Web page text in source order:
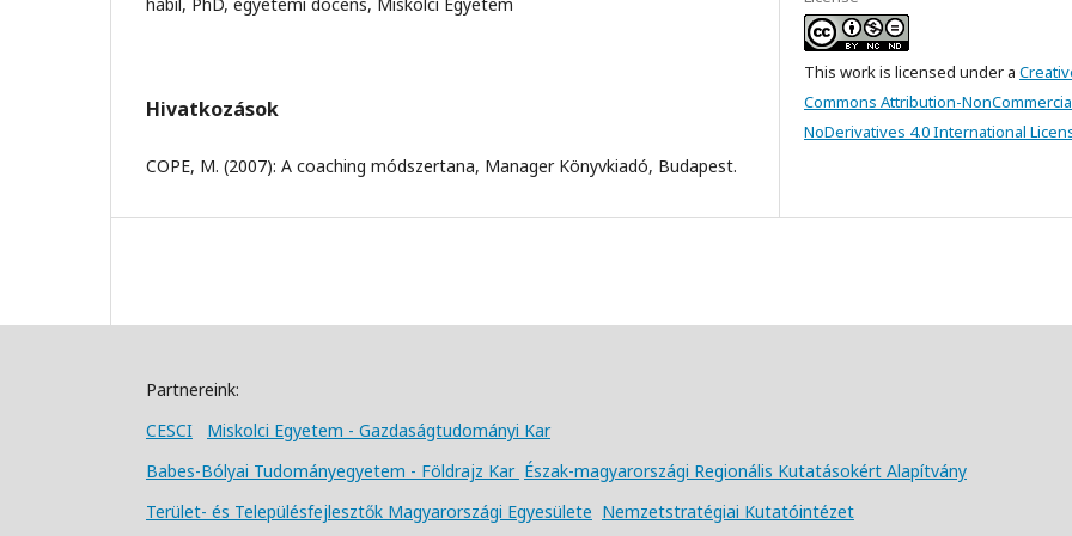
Hivatkozások
COPE, M. (2007): A coaching módszertana, Manager Könyvkiadó, Budapest.
This work is licensed under a
Commons Attribution-
NoDerivatives 4.0 International
Partnereink:
CESCI
Miskolci Egyetem - Gazdaságtudományi Kar
Babes-Bólyai Tudományegyetem - Földrajz Kar Észak-magyarországi Regionális Kutatásokért Alapítvány
Terület- és Településfejlesztők Magyarországi Egyesülete Nemzetstratégiai Kutatóintézet